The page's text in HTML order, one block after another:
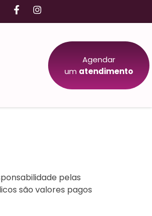
Agendar
um atendimento
pelas
são valores pagos